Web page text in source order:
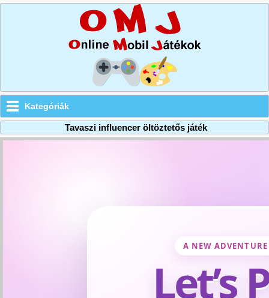
Kategóriák
Tavaszi influencer öltöztetős játék